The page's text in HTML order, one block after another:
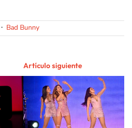
Bad Bunny
Artículo siguiente